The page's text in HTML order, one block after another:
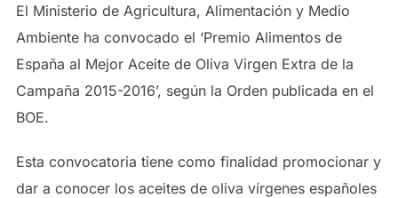
El Ministerio de Agricultura, Alimentación y Medio
Ambiente ha convocado el ‘Premio Alimentos de
España al Mejor Aceite de Oliva Virgen Extra de la
Campaña 2015-2016’, según la Orden publicada en el
BOE.
Esta convocatoria tiene como finalidad promocionar y
dar a conocer los aceites de oliva vírgenes españoles